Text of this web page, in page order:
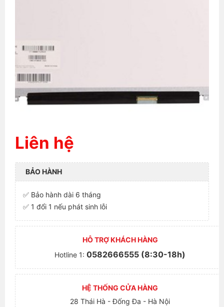
Liên hệ
BẢO HÀNH
✅ Bảo hành dài 6 tháng
✅ 1 đổi 1 nếu phát sinh lỗi
HỖ TRỢ KHÁCH HÀNG
Hotline 1: 0582666555 (8:30-18h)
HỆ THỐNG CỬA HÀNG
28 Thái Hà - Đống Đa - Hà Nội